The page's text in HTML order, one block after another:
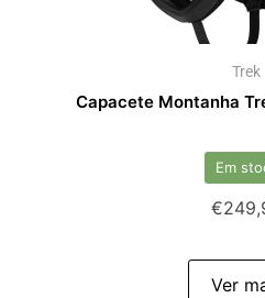
Trek
Capacete Montanha
Em
€
Ver